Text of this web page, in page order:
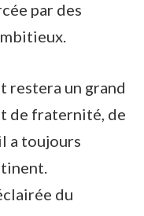
par des
restera un grand
de fraternité, de
a toujours
du